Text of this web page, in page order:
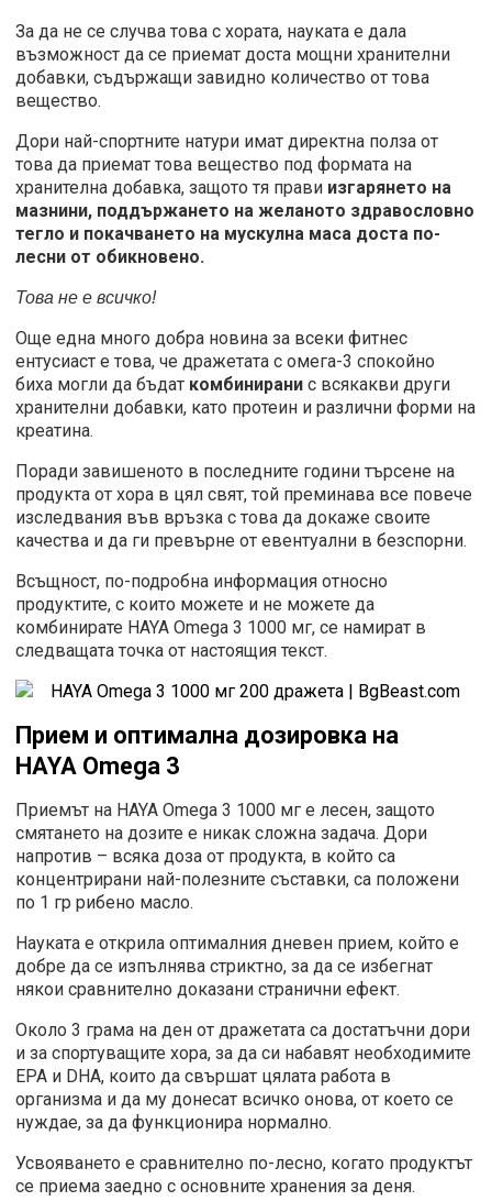
За да не се случва това с хората, науката е дала
възможност да се приемат доста мощни хранителни
добавки, съдържащи завидно количество от това
вещество.
Дори най-спортните натури имат директна полза от
това да приемат това вещество под формата на
хранителна добавка, защото тя прави изгарянето на
мазнини, поддържането на желаното здравословно
тегло и покачването на мускулна маса доста по-
лесни от обикновено.
Това не е всичко!
Още една много добра новина за всеки фитнес
ентусиаст е това, че дражетата с омега-3 спокойно
биха могли да бъдат комбинирани с всякакви други
хранителни добавки, като протеин и различни форми на
креатина.
Поради завишеното в последните години търсене на
продукта от хора в цял свят, той преминава все повече
изследвания във връзка с това да докаже своите
качества и да ги превърне от евентуални в безспорни.
Всъщност, по-подробна информация относно
продуктите, с които можете и не можете да
комбинирате HAYA Omega 3 1000 мг, се намират в
следващата точка от настоящия текст.
Прием и оптимална дозировка на
HAYA Omega 3
Приемът на HAYA Omega 3 1000 мг е лесен, защото
смятането на дозите е никак сложна задача. Дори
напротив – всяка доза от продукта, в който са
концентрирани най-полезните съставки, са положени
по 1 гр рибено масло.
Науката е открила оптималния дневен прием, който е
добре да се изпълнява стриктно, за да се избегнат
някои сравнително доказани странични ефект.
Около 3 грама на ден от дражетата са достатъчни дори
и за спортуващите хора, за да си набавят необходимите
EPA и DHA, които да свършат цялата работа в
организма и да му донесат всичко онова, от което се
нуждае, за да функционира нормално.
Усвояването е сравнително по-лесно, когато продуктът
се приема заедно с основните хранения за деня.